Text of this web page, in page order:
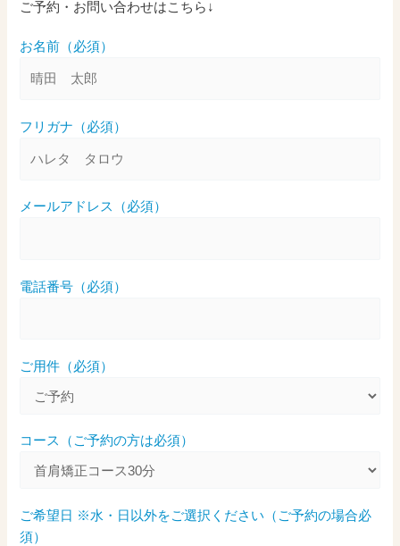
ご予約・お問い合わせはこちら↓
お名前（必須）
フリガナ（必須）
メールアドレス（必須）
電話番号（必須）
ご用件（必須）
コース（ご予約の方は必須）
ご希望日 ※水・日以外をご選択ください（ご予約の場合必
須）